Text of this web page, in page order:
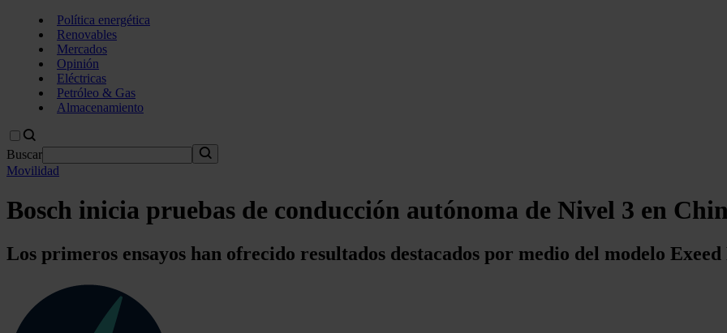
Política energética
Renovables
Mercados
Opinión
Eléctricas
Petróleo & Gas
Almacenamiento
Buscar
Movilidad
Bosch inicia pruebas de conducción autónoma de Nivel 3 en
Los primeros ensayos han ofrecido resultados destacados por medio del modelo